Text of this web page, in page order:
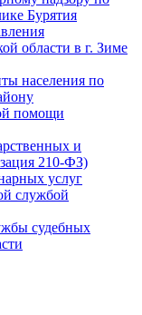
Бурятия
области в г. Зиме
населения по
помощи
и
210-ФЗ)
услуг
службой
судебных